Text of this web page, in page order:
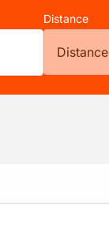
Distance
Distance